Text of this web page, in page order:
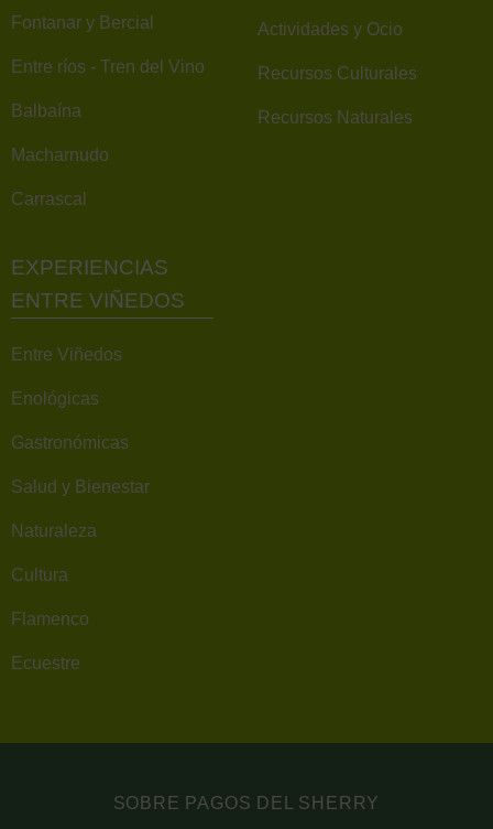
Fontanar y Bercial
Entre ríos - Tren del Vino
Balbaína
Macharnudo
Carrascal
Actividades y Ocio
Recursos Culturales
Recursos Naturales
EXPERIENCIAS
ENTRE VIÑEDOS
Entre Viñedos
Enológicas
Gastronómicas
Salud y Bienestar
Naturaleza
Cultura
Flamenco
Ecuestre
SOBRE PAGOS DEL SHERRY